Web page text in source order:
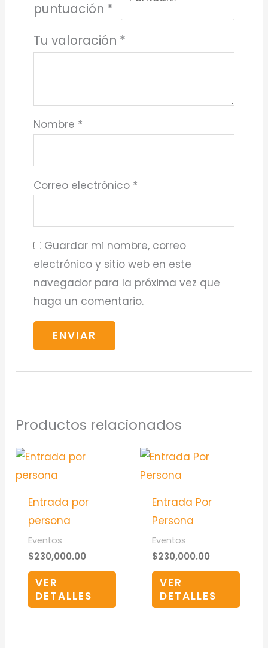
puntuación *
Tu valoración *
Nombre *
Correo electrónico *
Guardar mi nombre, correo
electrónico y sitio web en este
navegador para la próxima vez que
haga un comentario.
Productos relacionados
Entrada por
persona
Eventos
$230,000.00
VER
DETALLES
Entrada Por
Persona
Eventos
$230,000.00
VER
DETALLES